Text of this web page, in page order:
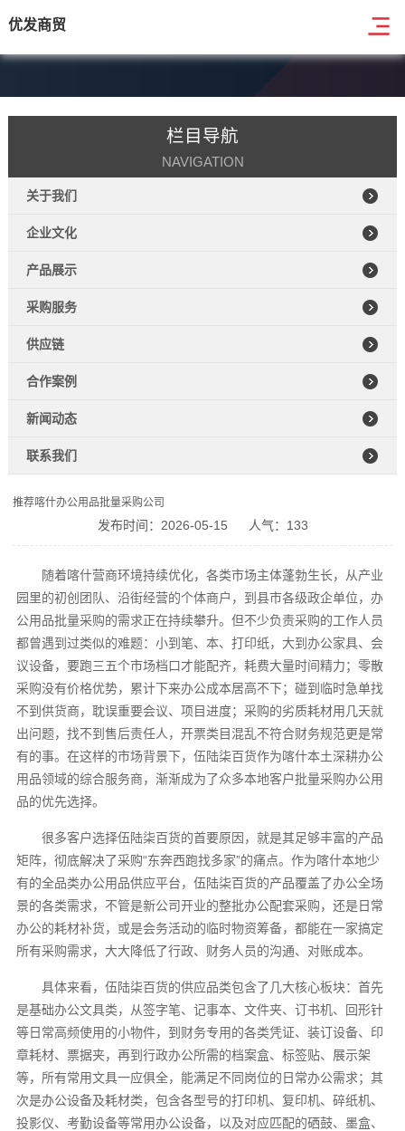
优发商贸
栏目导航
NAVIGATION
关于我们
企业文化
产品展示
采购服务
供应链
合作案例
新闻动态
联系我们
推荐喀什办公用品批量采购公司
发布时间：2026-05-15 人气：133
随着喀什营商环境持续优化，各类市场主体蓬勃生长，从产业
园里的初创团队、沿街经营的个体商户，到县市各级政企单位，办
公用品批量采购的需求正在持续攀升。但不少负责采购的工作人员
都曾遇到过类似的难题：小到笔、本、打印纸，大到办公家具、会
议设备，要跑三五个市场档口才能配齐，耗费大量时间精力；零散
采购没有价格优势，累计下来办公成本居高不下；碰到临时急单找
不到供货商，耽误重要会议、项目进度；采购的劣质耗材用几天就
出问题，找不到售后责任人，开票类目混乱不符合财务规范更是常
有的事。在这样的市场背景下，伍陆柒百货作为喀什本土深耕办公
用品领域的综合服务商，渐渐成为了众多本地客户批量采购办公用
品的优先选择。
很多客户选择伍陆柒百货的首要原因，就是其足够丰富的产品
矩阵，彻底解决了采购“东奔西跑找多家”的痛点。作为喀什本地少
有的全品类办公用品供应平台，伍陆柒百货的产品覆盖了办公全场
景的各类需求，不管是新公司开业的整批办公配套采购，还是日常
办公的耗材补货，或是会务活动的临时物资筹备，都能在一家搞定
所有采购需求，大大降低了行政、财务人员的沟通、对账成本。
具体来看，伍陆柒百货的供应品类包含了几大核心板块：首先
是基础办公文具类，从签字笔、记事本、文件夹、订书机、回形针
等日常高频使用的小物件，到财务专用的各类凭证、装订设备、印
章耗材、票据夹，再到行政办公所需的档案盒、标签贴、展示架
等，所有常用文具一应俱全，能满足不同岗位的日常办公需求；其
次是办公设备及耗材类，包含各型号的打印机、复印机、碎纸机、
投影仪、考勤设备等常用办公设备，以及对应匹配的硒鼓、墨盒、